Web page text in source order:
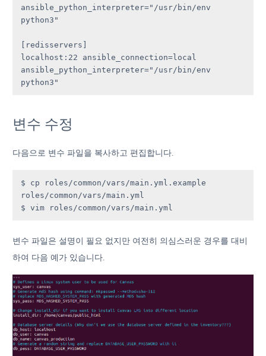
ansible_python_interpreter="/usr/bin/env
python3"
[redisservers]
localhost:22 ansible_connection=local
ansible_python_interpreter="/usr/bin/env
python3"
변수 수정
다음으로 변수 파일을 복사하고 편집합니다.
$ cp roles/common/vars/main.yml.example
roles/common/vars/main.yml
$ vim roles/common/vars/main.yml
변수 파일은 설명이 필요 없지만 여전히 의심스러운 경우를 대비
하여 다음 예가 있습니다.